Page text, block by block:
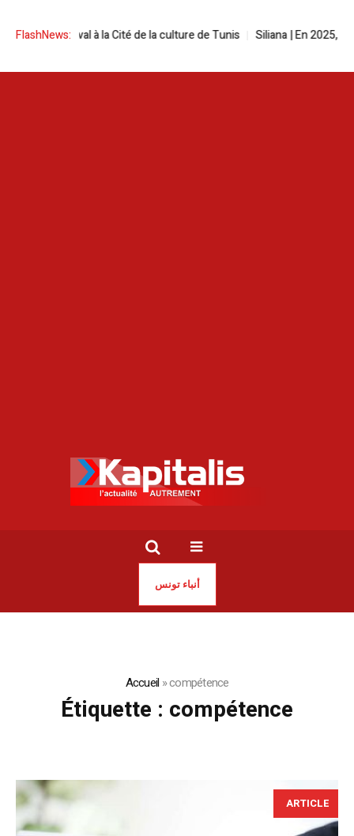
FlashNews:
festival à la Cité de la culture de Tunis Siliana | En 2025, les
أنباء تونس
Accueil »compétence
Étiquette : compétence
ARTICLE